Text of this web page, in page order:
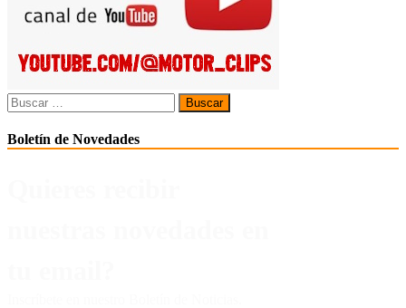
Buscar:
Boletín de Novedades